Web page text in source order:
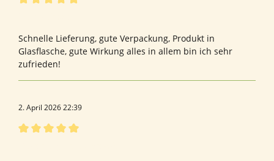
Schnelle Lieferung, gute Verpackung, Produkt in
Glasflasche, gute Wirkung alles in allem bin ich sehr
zufrieden!
2. April 2026 22:39